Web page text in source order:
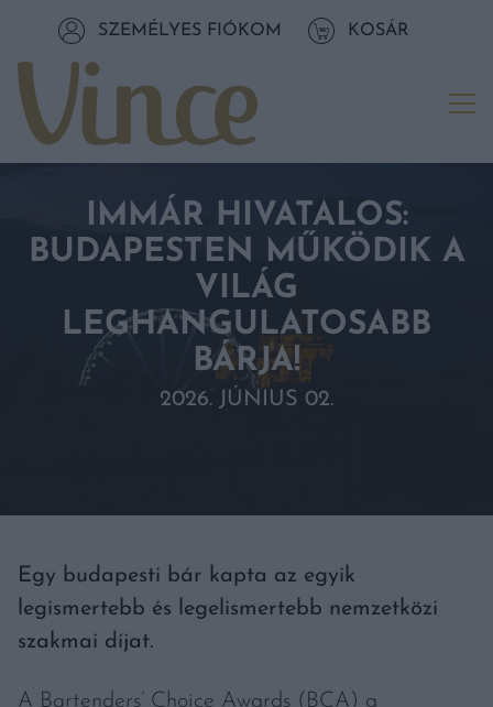
Tovább a tartalomhozSZEMÉLYES FIÓKOM KOSÁR
IMMÁR HIVATALOS:
BUDAPESTEN MŰKÖDIK A
VILÁG
LEGHANGULATOSABB
BÁRJA!
2026. JÚNIUS 02.
Egy budapesti bár kapta az egyik
legismertebb és legelismertebb nemzetközi
szakmai díjat.
A Bartenders’ Choice Awards (BCA) a